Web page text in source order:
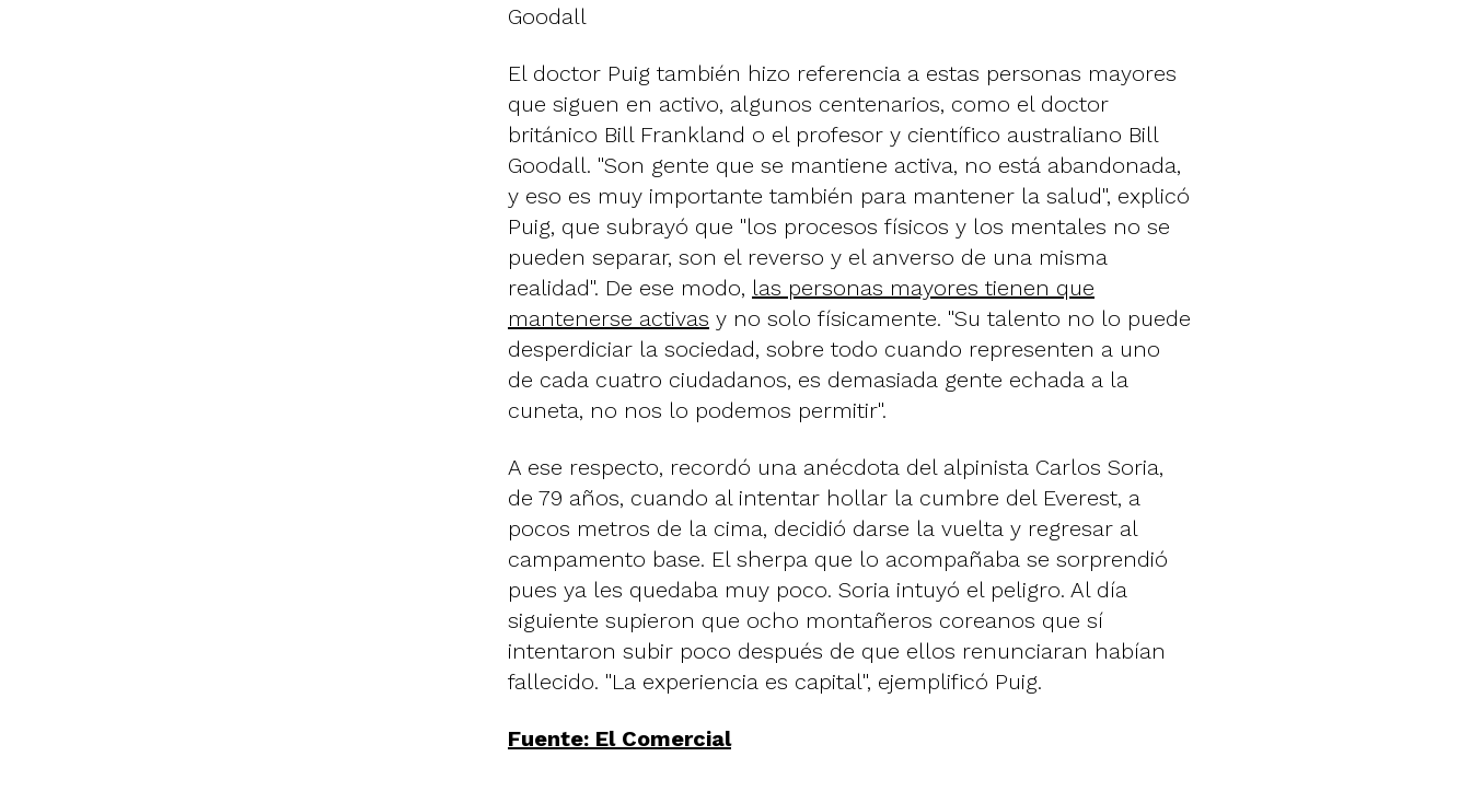
Goodall
El doctor Puig también hizo referencia a estas personas mayores
que siguen en activo, algunos centenarios, como el doctor
británico Bill Frankland o el profesor y científico australiano Bill
Goodall. "Son gente que se mantiene activa, no está abandonada,
y eso es muy importante también para mantener la salud", explicó
Puig, que subrayó que "los procesos físicos y los mentales no se
pueden separar, son el reverso y el anverso de una misma
realidad". De ese modo, las personas mayores tienen que
mantenerse activas y no solo físicamente. "Su talento no lo puede
desperdiciar la sociedad, sobre todo cuando representen a uno
de cada cuatro ciudadanos, es demasiada gente echada a la
cuneta, no nos lo podemos permitir".
A ese respecto, recordó una anécdota del alpinista Carlos Soria,
de 79 años, cuando al intentar hollar la cumbre del Everest, a
pocos metros de la cima, decidió darse la vuelta y regresar al
campamento base. El sherpa que lo acompañaba se sorprendió
pues ya les quedaba muy poco. Soria intuyó el peligro. Al día
siguiente supieron que ocho montañeros coreanos que sí
intentaron subir poco después de que ellos renunciaran habían
fallecido. "La experiencia es capital", ejemplificó Puig.
Fuente: El Comercial